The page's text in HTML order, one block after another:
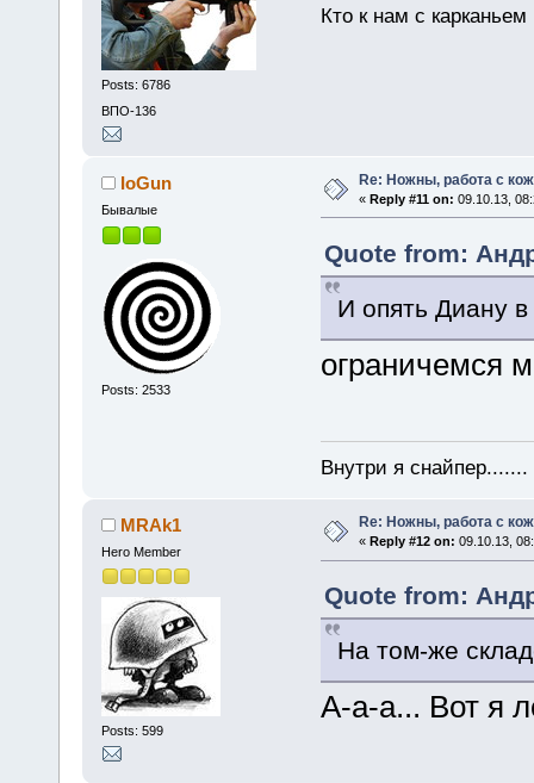
Posts: 6786
ВПО-136
Кто к нам с
IoGun
Бывалые
Posts: 2533
Re: Ножны, работа с
« Reply #11 on: 09.10.13,
Quote from:
И опять Диану
ограничемся
Внутри я
MRAk1
Hero Member
Posts: 599
Re: Ножны, работа с
« Reply #12 on: 09.10.13,
Quote from:
На том-же
А-а-а... Вот я